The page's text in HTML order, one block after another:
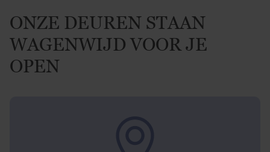
ONZE DEUREN STAAN
WAGENWIJD VOOR JE
OPEN